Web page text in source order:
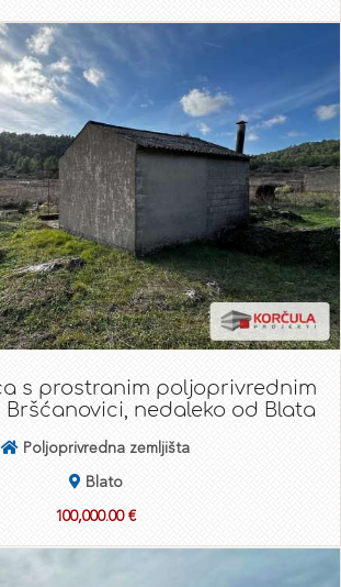
s prostranim poljoprivrednim
Bršćanovici, nedaleko od Blata
Poljoprivredna zemljišta
Blato
100,000.00 €